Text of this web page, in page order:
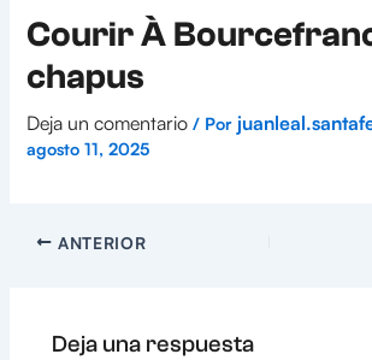
Courir À
chapus
Deja un comentario / Por
agosto 11, 2025
ANTERIOR
Deja una respuesta